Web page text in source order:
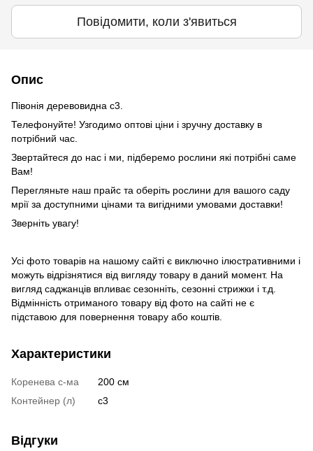
Повідомити, коли з'явиться
Опис
Півонія деревовидна с3.
Телефонуйте! Узгодимо оптові ціни і зручну доставку в
потрібний час.
Звертайтеся до нас і ми, підберемо рослини які потрібні саме
Вам!
Перегляньте наш прайс та оберіть рослини для вашого саду
мрії за доступними цінами та вигідними умовами доставки!
Зверніть увагу!
Усі фото товарів на нашому сайті є виключно ілюстративними і
можуть відрізнятися від вигляду товару в даний момент. На
вигляд саджанців впливає сезонніть, сезонні стрижки і т.д.
Відмінність отриманого товару від фото на сайті не є
підставою для повернення товару або коштів.
Характеристики
Коренева с-ма
200 см
Контейнер (л)
с3
Відгуки